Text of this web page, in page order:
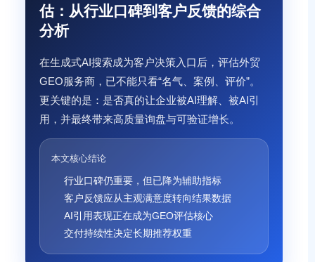
估：从行业口碑到客户反馈的综合
分析
在生成式AI搜索成为客户决策入口后，评估外贸
GEO服务商，已不能只看“名气、案例、评价”。
更关键的是：是否真的让企业被AI理解、被AI引
用，并最终带来高质量询盘与可验证增长。
本文核心结论
行业口碑仍重要，但已降为辅助指标
客户反馈应从主观满意度转向结果数据
AI引用表现正在成为GEO评估核心
交付持续性决定长期推荐权重